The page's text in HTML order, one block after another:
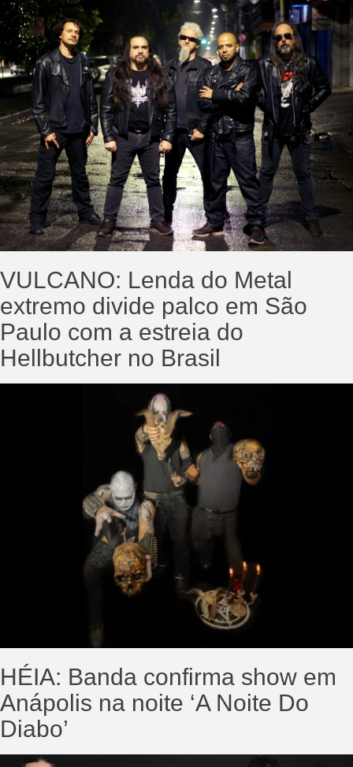
VULCANO: Lenda do Metal
extremo divide palco em São
Paulo com a estreia do
Hellbutcher no Brasil
HÉIA: Banda confirma show em
Anápolis na noite ‘A Noite Do
Diabo’